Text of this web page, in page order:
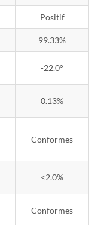
Positif
99.33%
-22.0°
0.13%
Conformes
<2.0%
Conformes